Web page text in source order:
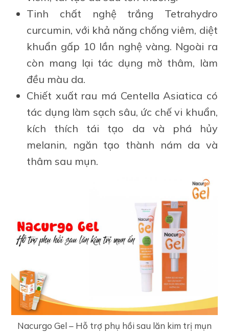
Tinh chất nghệ trắng Tetrahydro
curcumin, với khả năng chống viêm, diệt
khuẩn gấp 10 lần nghệ vàng. Ngoài ra
còn mang lại tác dụng mờ thâm, làm
đều màu da.
Chiết xuất rau má Centella Asiatica có
tác dụng làm sạch sâu, ức chế vi khuẩn,
kích thích tái tạo da và phá hủy
melanin, ngăn tạo thành nám da và
thâm sau mụn.
Nacurgo Gel – Hỗ trợ phụ hồi sau lăn kim trị mụn